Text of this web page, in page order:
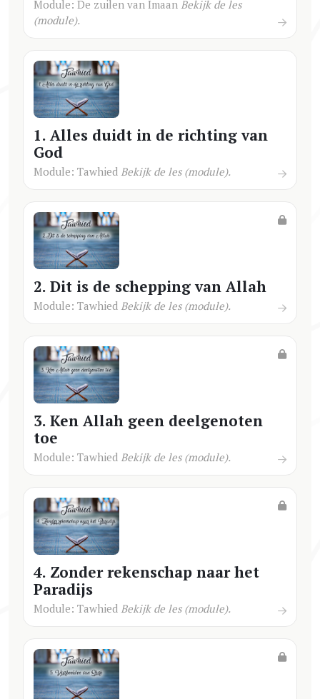
Module: De zuilen van Imaan Bekijk de les
(module).
1. Alles duidt in de richting van
God
Module: Tawhied Bekijk de les (module).
2. Dit is de schepping van Allah
Module: Tawhied Bekijk de les (module).
3. Ken Allah geen deelgenoten
toe
Module: Tawhied Bekijk de les (module).
4. Zonder rekenschap naar het
Paradijs
Module: Tawhied Bekijk de les (module).